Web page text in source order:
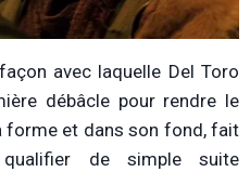
avec laquelle Del Toro
débâcle pour rendre le
forme et dans son fond, fait
de simple suite